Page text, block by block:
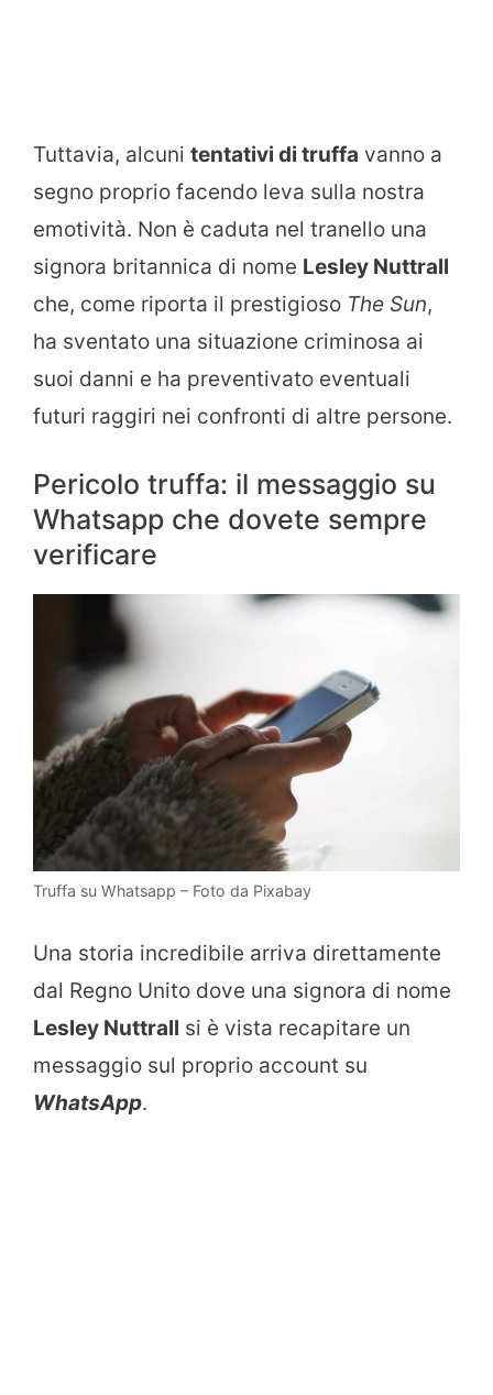
Tuttavia, alcuni tentativi di truffa vanno a
segno proprio facendo leva sulla nostra
emotività. Non è caduta nel tranello una
signora britannica di nome Lesley Nuttrall
che, come riporta il prestigioso The Sun,
ha sventato una situazione criminosa ai
suoi danni e ha preventivato eventuali
futuri raggiri nei confronti di altre persone.
Pericolo truffa: il messaggio su
Whatsapp che dovete sempre
verificare
Truffa su Whatsapp – Foto da Pixabay
Una storia incredibile arriva direttamente
dal Regno Unito dove una signora di nome
Lesley Nuttrall si è vista recapitare un
messaggio sul proprio account su
WhatsApp.